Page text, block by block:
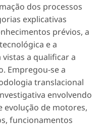
dos processos
explicativas
prévios, a
e a
a qualificar a
Empregou-se a
translacional
envolvendo
evolução de motores,
funcionamentos